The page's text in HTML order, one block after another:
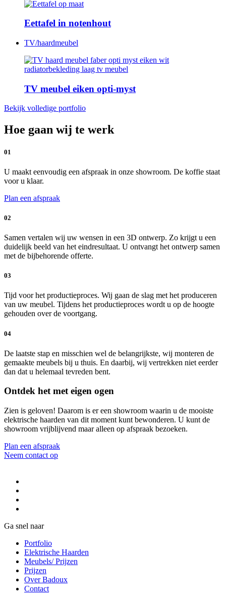
Eettafel in notenhout
TV/haardmeubel
TV meubel eiken opti-myst
Bekijk volledige portfolio
Hoe gaan wij te werk
01
U maakt eenvoudig een afspraak in onze showroom. De koffie staat
voor u klaar.
Plan een afspraak
02
Samen vertalen wij uw wensen in een 3D ontwerp. Zo krijgt u een
duidelijk beeld van het eindresultaat. U ontvangt het ontwerp samen
met de bijbehorende offerte.
03
Tijd voor het productieproces. Wij gaan de slag met het produceren
van uw meubel. Tijdens het productieproces wordt u op de hoogte
gehouden over de voortgang.
04
De laatste stap en misschien wel de belangrijkste, wij monteren de
gemaakte meubels bij u thuis. En daarbij, wij vertrekken niet eerder
dan dat u helemaal tevreden bent.
Ontdek het met eigen ogen
Zien is geloven! Daarom is er een showroom waarin u de mooiste
elektrische haarden van dit moment kunt bewonderen. U kunt de
showroom vrijblijvend maar alleen op afspraak bezoeken.
Plan een afspraak
Neem contact op
Ga snel naar
Portfolio
Elektrische Haarden
Meubels/ Prijzen
Prijzen
Over Badoux
Contact